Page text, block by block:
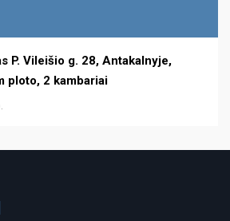
P. Vileišio g. 28, Antakalnyje,
ploto, 2 kambariai